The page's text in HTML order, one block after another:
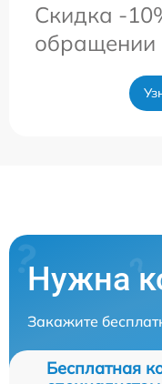
Скидка -
обращении
Нужна
Закажите
Бесплатная